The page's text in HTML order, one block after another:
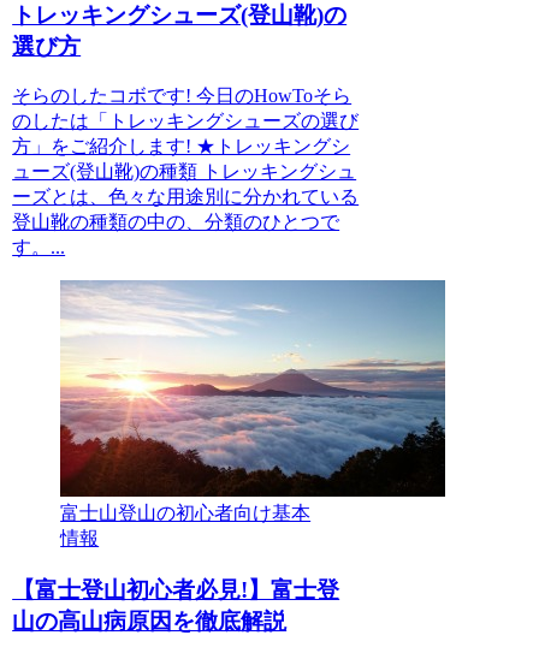
トレッキングシューズ(登山靴)の
選び方
そらのしたコボです! 今日のHowToそら
のしたは「トレッキングシューズの選び
方」をご紹介します! ★トレッキングシ
ューズ(登山靴)の種類 トレッキングシュ
ーズとは、色々な用途別に分かれている
登山靴の種類の中の、分類のひとつで
す。...
富士山登山の初心者向け基本
情報
【富士登山初心者必見!】富士登
山の高山病原因を徹底解説